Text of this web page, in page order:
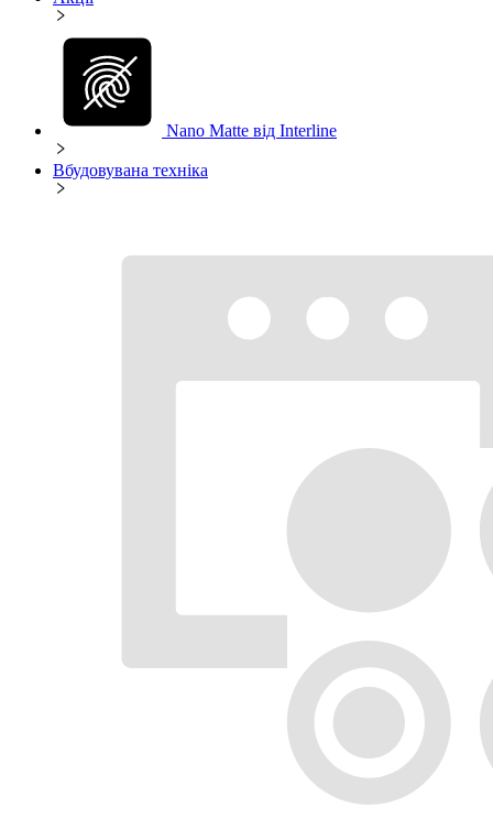
Nano Matte від Interline
Вбудовувана техніка